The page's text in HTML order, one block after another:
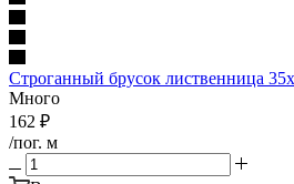
Строганный брусок лиственница
Много
162 ₽
/пог. м